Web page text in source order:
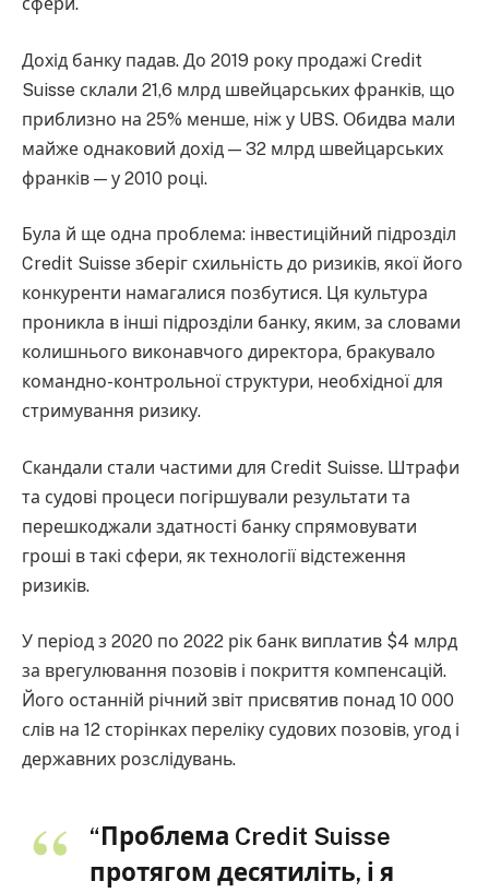
Дохід банку падав. До 2019 року продажі Credit
Suisse склали 21,6 млрд швейцарських франків, що
приблизно на 25% менше, ніж у UBS. Обидва мали
майже однаковий дохід — 32 млрд швейцарських
франків — у 2010 році.
Була й ще одна проблема: інвестиційний підрозділ
Credit Suisse зберіг схильність до ризиків, якої його
конкуренти намагалися позбутися. Ця культура
проникла в інші підрозділи банку, яким, за словами
колишнього виконавчого директора, бракувало
командно-контрольної структури, необхідної для
стримування ризику.
Скандали стали частими для Credit Suisse. Штрафи
та судові процеси погіршували результати та
перешкоджали здатності банку спрямовувати
гроші в такі сфери, як технології відстеження
ризиків.
У період з 2020 по 2022 рік банк виплатив $4 млрд
за врегулювання позовів і покриття компенсацій.
Його останній річний звіт присвятив понад 10 000
слів на 12 сторінках переліку судових позовів, угод і
державних розслідувань.
“Проблема Credit Suisse
протягом десятиліть, і я